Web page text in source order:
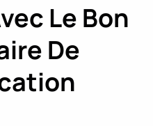
Le Bon
De